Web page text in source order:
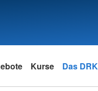
Kurse Das DRK